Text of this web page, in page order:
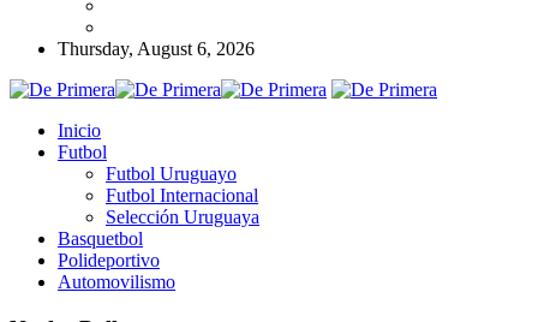
Thursday, August 6, 2026
Inicio
Futbol
Futbol Uruguayo
Futbol Internacional
Selección Uruguaya
Basquetbol
Polideportivo
Automovilismo